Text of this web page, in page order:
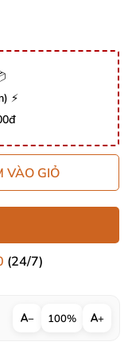
⚡
VÀO GIỎ
(24/7)
− 100% +